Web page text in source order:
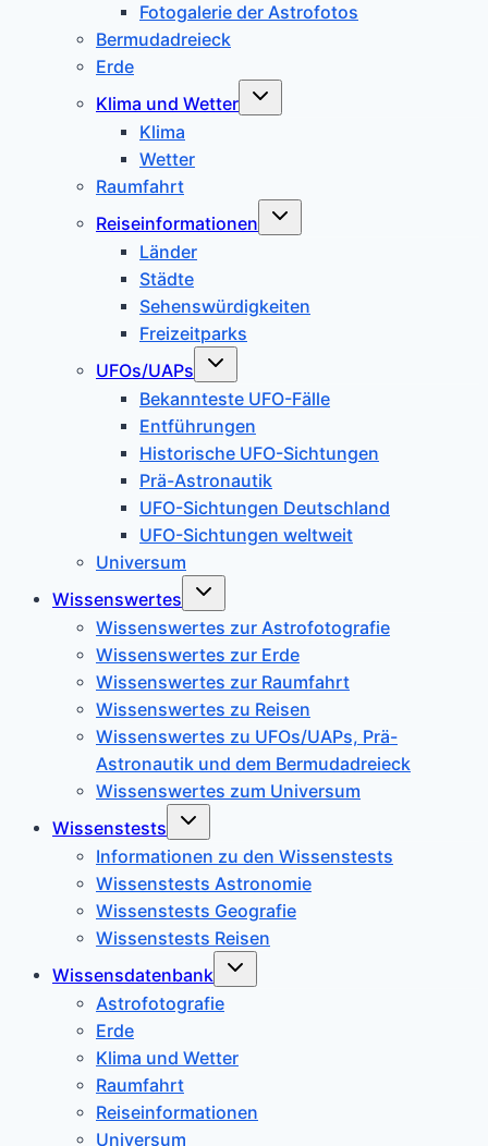
Fotogalerie der Astrofotos
Bermudadreieck
Erde
Klima und Wetter
Untermenü
Klima
Wetter
Raumfahrt
Reiseinformationen
Untermenü
Länder
Städte
Sehenswürdigkeiten
Freizeitparks
UFOs/UAPs
Untermenü
Bekannteste UFO-Fälle
Entführungen
Historische UFO-Sichtungen
Prä-Astronautik
UFO-Sichtungen Deutschland
UFO-Sichtungen weltweit
Universum
Wissenswertes
Untermenü
Wissenswertes zur Astrofotografie
Wissenswertes zur Erde
Wissenswertes zur Raumfahrt
Wissenswertes zu Reisen
Wissenswertes zu UFOs/UAPs, Prä-
Astronautik und dem Bermudadreieck
Wissenswertes zum Universum
Wissenstests
Untermenü
Informationen zu den Wissenstests
Wissenstests Astronomie
Wissenstests Geografie
Wissenstests Reisen
Wissensdatenbank
Untermenü
Astrofotografie
Erde
Klima und Wetter
Raumfahrt
Reiseinformationen
Universum